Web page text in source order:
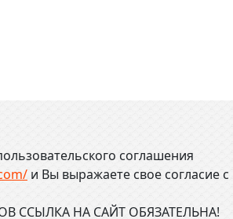
соглашения
и Вы выражаете свое согласие с
ССЫЛКА НА САЙТ ОБЯЗАТЕЛЬНА!